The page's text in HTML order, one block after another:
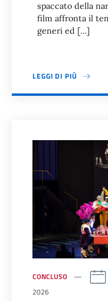
spaccato della
film affronta il
generi ed […]
LEGGI DI PIÙ
CONCLUSO
2026